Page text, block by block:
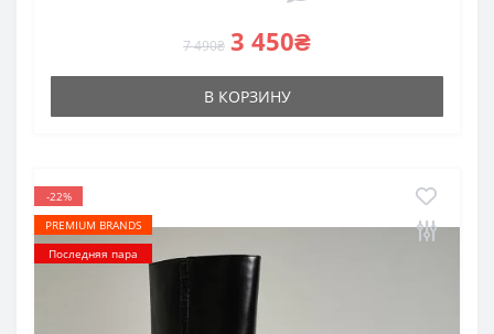
7 490₴ 3 450₴
В КОРЗИНУ
-22%
PREMIUM BRANDS
Последняя пара